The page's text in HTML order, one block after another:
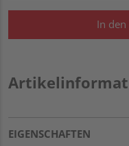
In
EIGENSCHAFTEN